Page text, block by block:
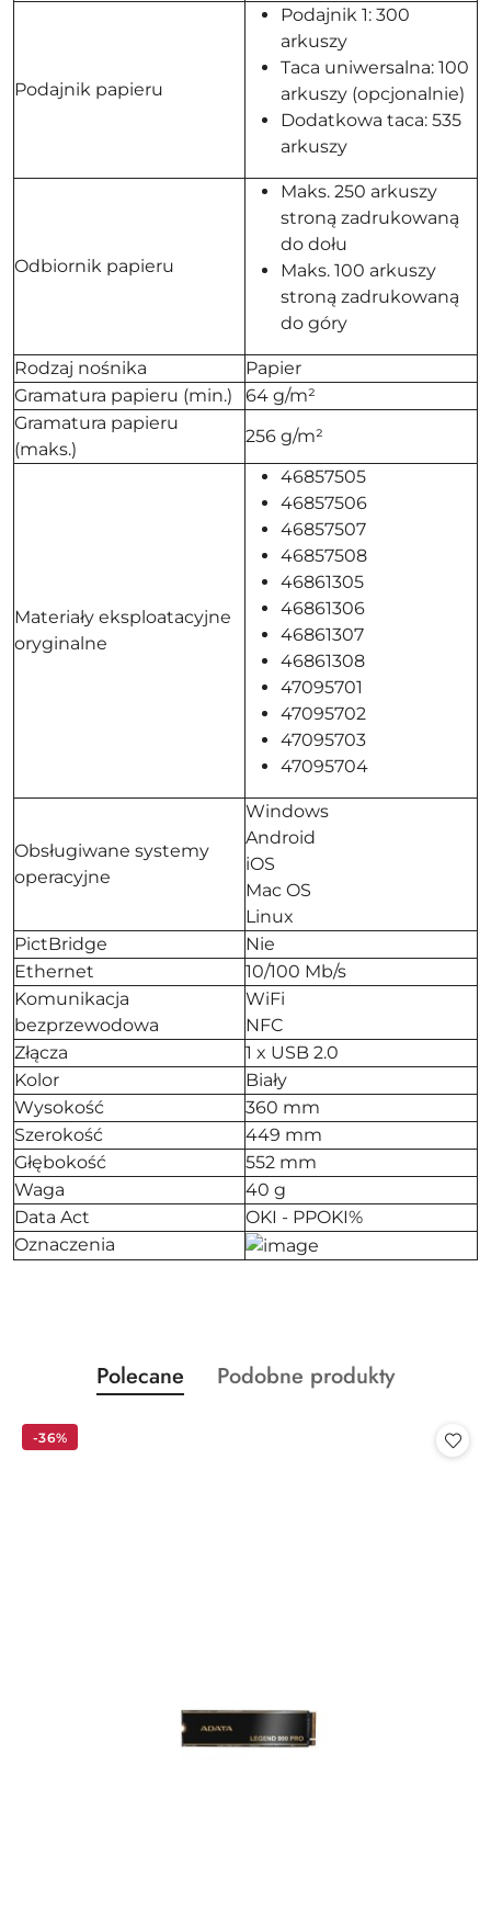
Podajnik papieru
Podajnik 1: 300
arkuszy
Taca uniwersalna: 100
arkuszy (opcjonalnie)
Dodatkowa taca: 535
arkuszy
Odbiornik papieru
Maks. 250 arkuszy
stroną zadrukowaną
do dołu
Maks. 100 arkuszy
stroną zadrukowaną
do góry
Rodzaj nośnika
Papier
Gramatura papieru (min.)
64 g/m²
Gramatura papieru
(maks.)
256 g/m²
Materiały eksploatacyjne
oryginalne
46857505
46857506
46857507
46857508
46861305
46861306
46861307
46861308
47095701
47095702
47095703
47095704
Obsługiwane systemy
operacyjne
Windows
Android
iOS
Mac OS
Linux
PictBridge
Nie
Ethernet
10/100 Mb/s
Komunikacja
bezprzewodowa
WiFi
NFC
Złącza
1 x USB 2.0
Kolor
Biały
Wysokość
360 mm
Szerokość
449 mm
Głębokość
552 mm
Waga
40 g
Data Act
OKI - PPOKI%
Oznaczenia
Pomiń karuzelę produktów
Produkty
o
Polecane
Produkty
Podobne produkty
-36%